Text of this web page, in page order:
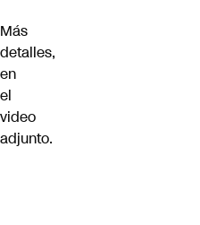
Más
detalles,
en
el
video
adjunto.